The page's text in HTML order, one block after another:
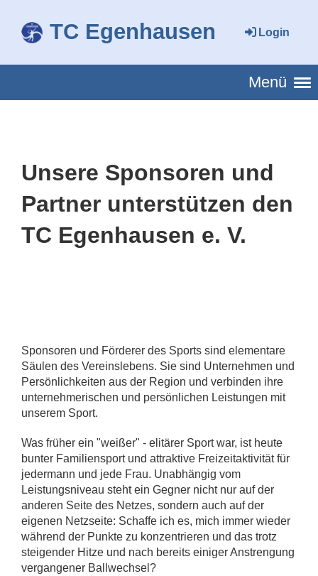
TC Egenhausen Login
Menü
Unsere Sponsoren und
Partner unterstützen den
TC Egenhausen e. V.
Sponsoren und Förderer des Sports sind elementare
Säulen des Vereinslebens. Sie sind Unternehmen und
Persönlichkeiten aus der Region und verbinden ihre
unternehmerischen und persönlichen Leistungen mit
unserem Sport.
Was früher ein "weißer" - elitärer Sport war, ist heute
bunter Familiensport und attraktive Freizeitaktivität für
jedermann und jede Frau. Unabhängig vom
Leistungsniveau steht ein Gegner nicht nur auf der
anderen Seite des Netzes, sondern auch auf der
eigenen Netzseite: Schaffe ich es, mich immer wieder
während der Punkte zu konzentrieren und das trotz
steigender Hitze und nach bereits einiger Anstrengung
vergangener Ballwechsel?